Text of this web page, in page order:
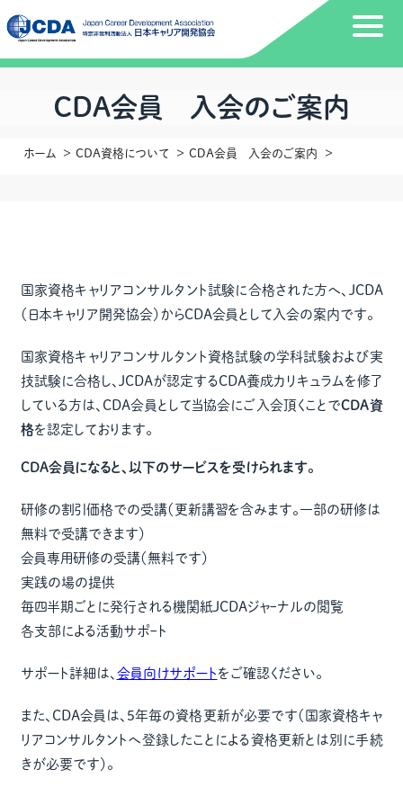
ＣＤＡ会員 入会のご案内
ホーム CDA資格について ＣＤＡ会員 入会のご案内
国家資格キャリアコンサルタント試験に合格された方へ、JCDA
（日本キャリア開発協会）からCDA会員として入会の案内です。
国家資格キャリアコンサルタント資格試験の学科試験および実
技試験に合格し、JCDAが認定するCDA養成カリキュラムを修了
している方は、CDA会員として当協会にご入会頂くことでCDA資
格を認定しております。
CDA会員になると、以下のサービスを受けられます。
研修の割引価格での受講（更新講習を含みます。一部の研修は
無料で受講できます）
会員専用研修の受講（無料です）
実践の場の提供
毎四半期ごとに発行される機関紙JCDAジャｰナルの閲覧
各支部による活動サポｰト
サポート詳細は、 会員向けサポート をご確認ください。
また、CDA会員は、5年毎の資格更新が必要です（国家資格キャ
リアコンサルタントへ登録したことによる資格更新とは別に手続
きが必要です）。